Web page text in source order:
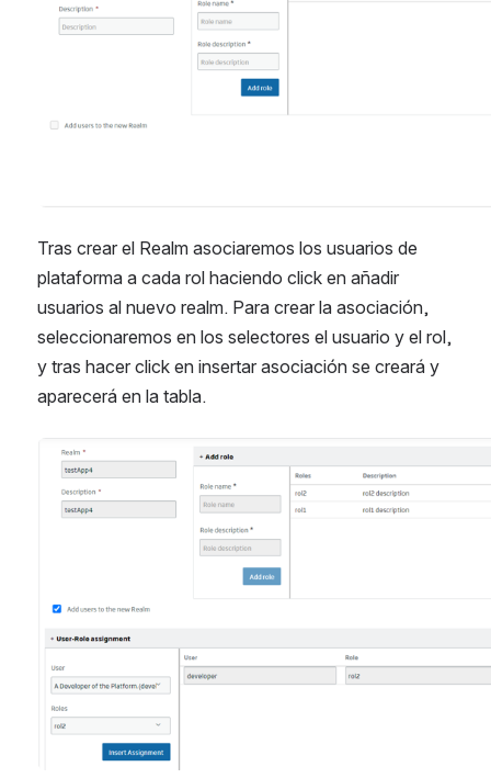
Tras crear el Realm asociaremos los usuarios de
plataforma a cada rol haciendo click en añadir
usuarios al nuevo realm. Para crear la asociación,
seleccionaremos en los selectores el usuario y el rol,
y tras hacer click en insertar asociación se creará y
aparecerá en la tabla.
Abrir